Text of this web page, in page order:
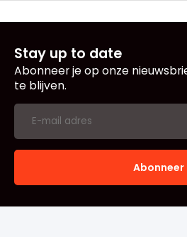
Stay up to date
Abonneer je op onze
te blijven.
Abonneer